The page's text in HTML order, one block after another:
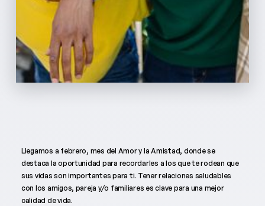
Llegamos a febrero, mes del Amor y la Amistad, donde se
destaca la oportunidad para recordarles a los que te rodean que
sus vidas son importantes para ti. Tener relaciones saludables
con los amigos, pareja y/o familiares es clave para una mejor
calidad de vida.